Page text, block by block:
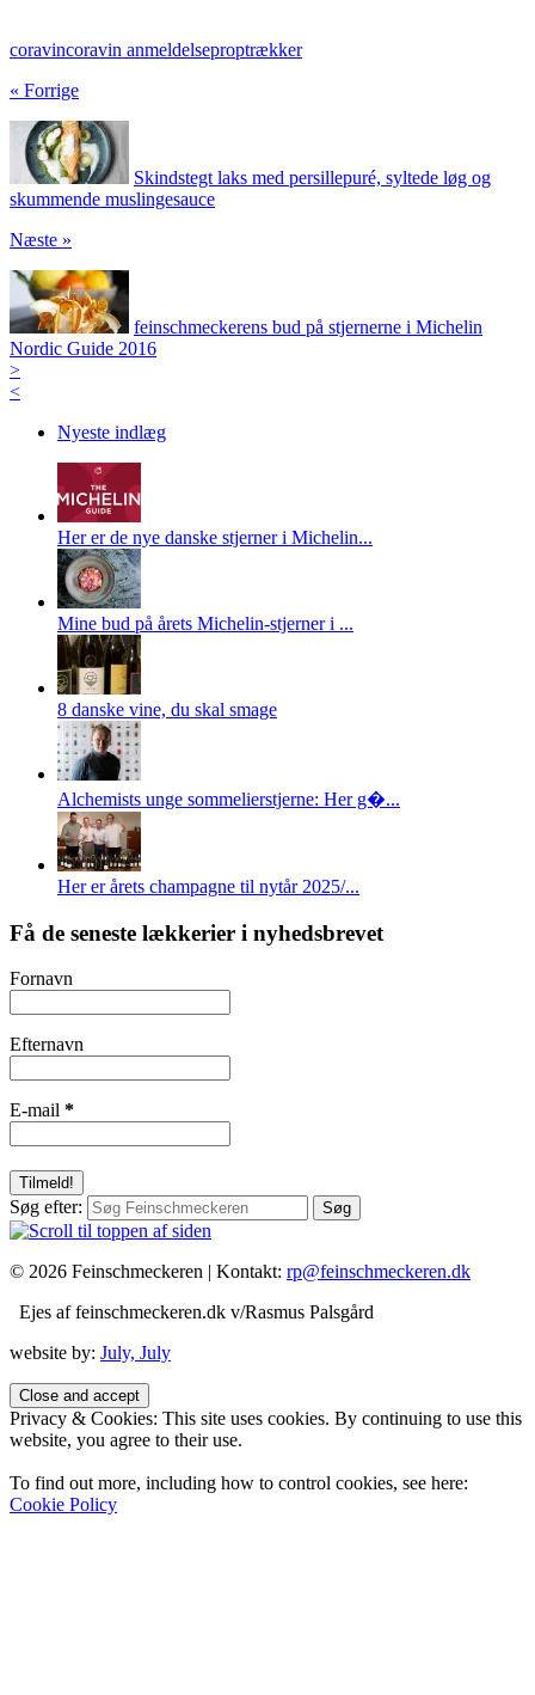
coravincoravin anmeldelseproptrækker
« Forrige
Skindstegt laks med persillepuré, syltede løg og
skummende muslingesauce
Næste »
feinschmeckerens bud på stjernerne i Michelin
Nordic Guide 2016
>
<
Nyeste indlæg
Her er de nye danske stjerner i Michelin...
Mine bud på årets Michelin-stjerner i ...
8 danske vine, du skal smage
Alchemists unge sommelierstjerne: Her g�...
Her er årets champagne til nytår 2025/...
Få de seneste lækkerier i nyhedsbrevet
Fornavn
Efternavn
E-mail *
Søg efter:
© 2026 Feinschmeckeren | Kontakt: rp@feinschmeckeren.dk
Ejes af feinschmeckeren.dk v/Rasmus Palsgård
website by: July, July
Privacy & Cookies: This site uses cookies. By continuing to use this
website, you agree to their use.
To find out more, including how to control cookies, see here:
Cookie Policy